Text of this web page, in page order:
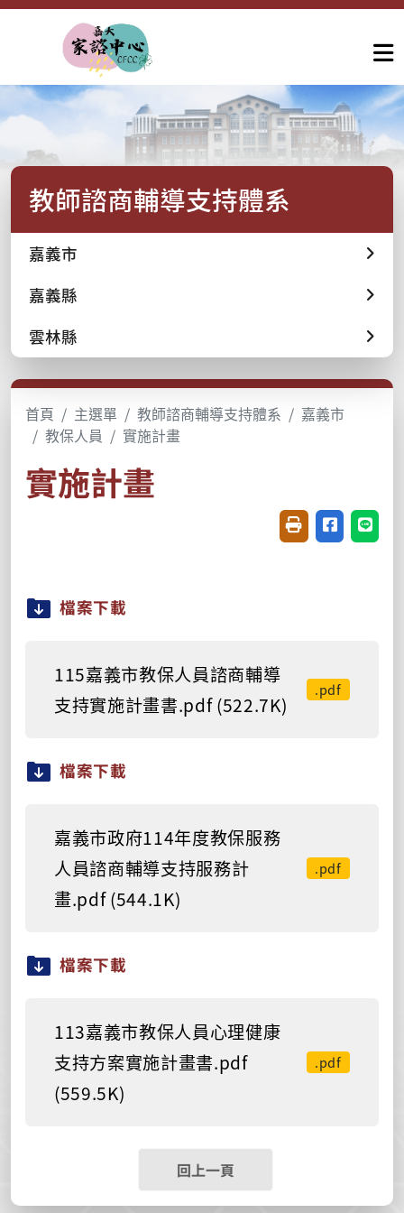
教師諮商輔導支持體系
嘉義市
嘉義縣
雲林縣
首頁 主選單 教師諮商輔導支持體系
嘉義市
教保人員
實施計畫
實施計畫
友善列印(開新視
分享至臉書
分享
檔案下載
115嘉義市教保人員諮商輔導
支持實施計畫書.pdf (522.7K)
.pdf
檔案下載
嘉義市政府114年度教保服務
人員諮商輔導支持服務計
畫.pdf (544.1K)
.pdf
檔案下載
113嘉義市教保人員心理健康
支持方案實施計畫書.pdf
(559.5K)
.pdf
回上一頁